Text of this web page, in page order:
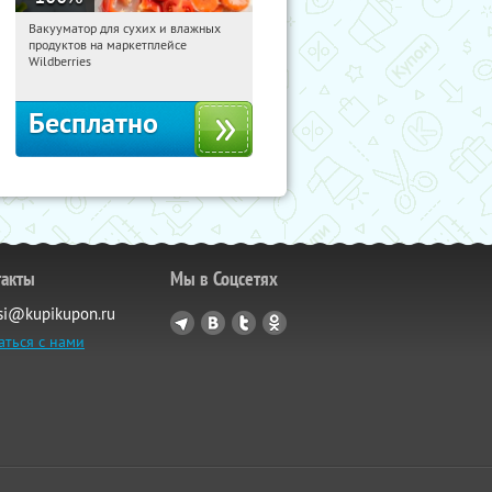
05:02:27 Получили:180
Россия
Вакууматор для сухих и влажных
продуктов на маркетплейсе
Wildberries
Бесплатно
с нами
Мы в Соцсетях